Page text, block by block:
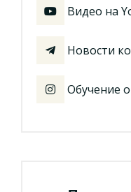
Видео на
Новости
Обучение